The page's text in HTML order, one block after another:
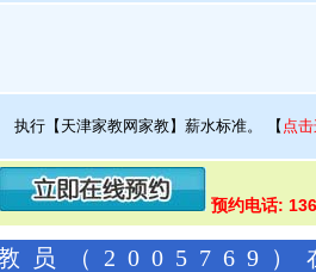
执行【天津家教网家教】薪水标准。 【 点
预约电话:
员（2005769）